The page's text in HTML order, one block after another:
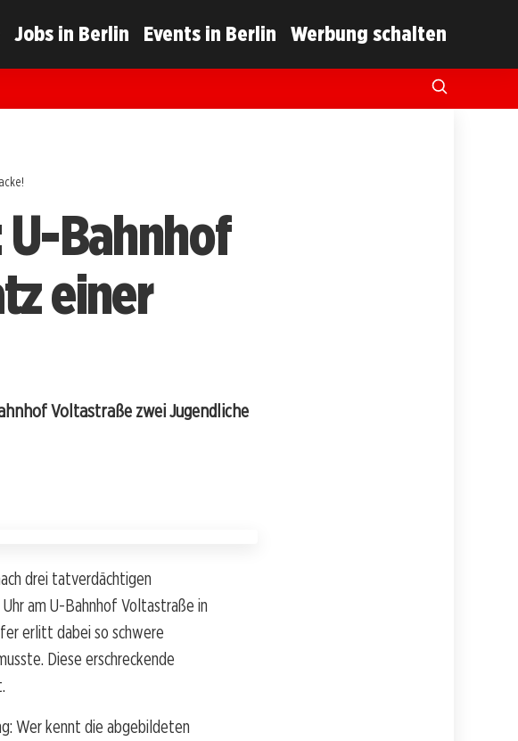
Jobs in Berlin Events in Berlin Werbung schalten
U-Bahnhof
einer
Voltastraße zwei Jugendliche
drei tatverdächtigen
am U-Bahnhof Voltastraße in
erlitt dabei so schwere
Diese erschreckende
Wer kennt die abgebildeten